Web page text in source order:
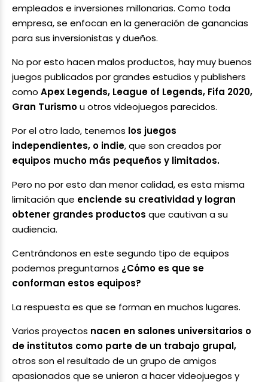
empleados e inversiones millonarias. Como toda
empresa, se enfocan en la generación de ganancias
para sus inversionistas y dueños.
No por esto hacen malos productos, hay muy buenos
juegos publicados por grandes estudios y publishers
como Apex Legends, League of Legends, Fifa 2020,
Gran Turismou otros videojuegos parecidos.
Por el otro lado, tenemos los juegos
independientes, o indie, que son creados por
equipos mucho más pequeños y limitados.
Pero no por esto dan menor calidad, es esta misma
limitación que enciende su creatividad y logran
obtener grandes productos que cautivan a su
audiencia.
Centrándonos en este segundo tipo de equipos
podemos preguntarnos ¿Cómo es que se
conforman estos equipos?
La respuesta es que se forman en muchos lugares.
Varios proyectos nacen en salones universitarios o
de institutos como parte de un trabajo grupal,
otros son el resultado de un grupo de amigos
apasionados que se unieron a hacer videojuegos y